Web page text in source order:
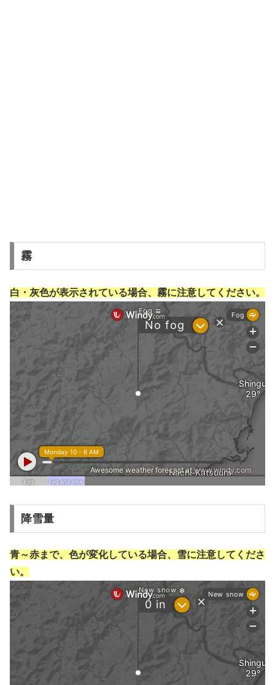
霧
白・灰色が表示されている場合、霧に注意してください。
降雪量
青～赤まで、色が変化している場合、雪に注意してくださ
い。